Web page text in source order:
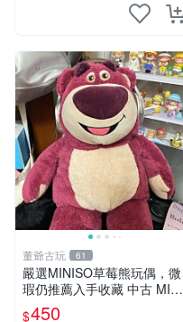
董爺古玩 61
嚴選MINISO草莓熊玩偶，微
瑕仍推薦入手收藏 中古 MINI
SO 草莓熊 玩具 收藏
$450